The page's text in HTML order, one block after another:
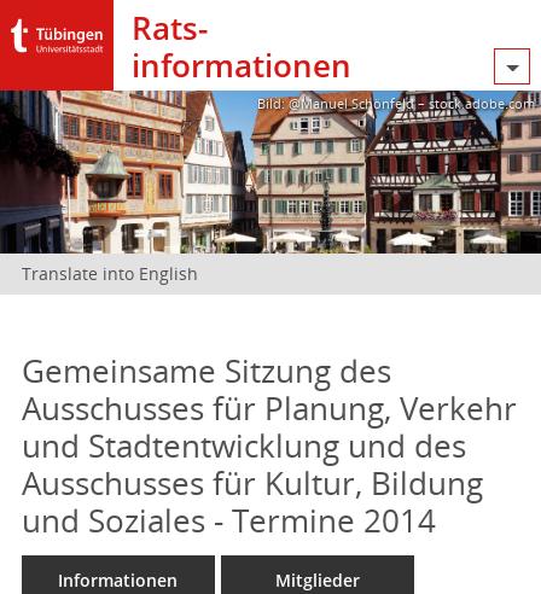
Rats­
informationen
Bild: @Manuel Schönfeld – stock.adobe.com
Translate into English
Gemeinsame Sitzung des
Ausschusses für Planung, Verkehr
und Stadtentwicklung und des
Ausschusses für Kultur, Bildung
und Soziales - Termine 2014
Informationen Mitglieder